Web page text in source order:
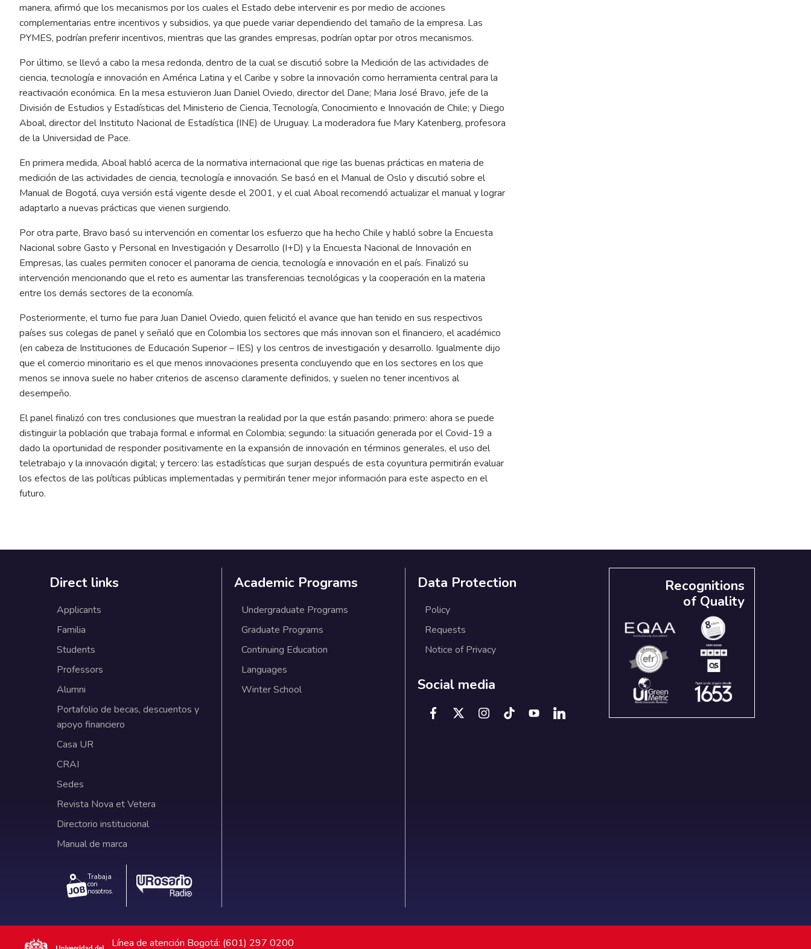
manera, afirmó que los mecanismos por los cuales el Estado debe intervenir es por medio de acciones
complementarias entre incentivos y subsidios, ya que puede variar dependiendo del tamaño de la empresa. Las
PYMES, podrían preferir incentivos, mientras que las grandes empresas, podrían optar por otros mecanismos.
Por último, se llevó a cabo la mesa redonda, dentro de la cual se discutió sobre la Medición de las actividades de
ciencia, tecnología e innovación en América Latina y el Caribe y sobre la innovación como herramienta central para la
reactivación económica. En la mesa estuvieron Juan Daniel Oviedo, director del Dane; Maria José Bravo, jefe de la
División de Estudios y Estadísticas del Ministerio de Ciencia, Tecnología, Conocimiento e Innovación de Chile; y Diego
Aboal, director del Instituto Nacional de Estadística (INE) de Uruguay. La moderadora fue Mary Katenberg, profesora
de la Universidad de Pace.
En primera medida, Aboal habló acerca de la normativa internacional que rige las buenas prácticas en materia de
medición de las actividades de ciencia, tecnología e innovación. Se basó en el Manual de Oslo y discutió sobre el
Manual de Bogotá, cuya versión está vigente desde el 2001, y el cual Aboal recomendó actualizar el manual y lograr
adaptarlo a nuevas prácticas que vienen surgiendo.
Por otra parte, Bravo basó su intervención en comentar los esfuerzo que ha hecho Chile y habló sobre la Encuesta
Nacional sobre Gasto y Personal en Investigación y Desarrollo (I+D) y la Encuesta Nacional de Innovación en
Empresas, las cuales permiten conocer el panorama de ciencia, tecnología e innovación en el país. Finalizó su
intervención mencionando que el reto es aumentar las transferencias tecnológicas y la cooperación en la materia
entre los demás sectores de la economía.
Posteriormente, el turno fue para Juan Daniel Oviedo, quien felicitó el avance que han tenido en sus respectivos
países sus colegas de panel y señaló que en Colombia los sectores que más innovan son el financiero, el académico
(en cabeza de Instituciones de Educación Superior – IES) y los centros de investigación y desarrollo. Igualmente dijo
que el comercio minoritario es el que menos innovaciones presenta concluyendo que en los sectores en los que
menos se innova suele no haber criterios de ascenso claramente definidos, y suelen no tener incentivos al
desempeño.
El panel finalizó con tres conclusiones que muestran la realidad por la que están pasando: primero: ahora se puede
distinguir la población que trabaja formal e informal en Colombia; segundo: la situación generada por el Covid-19 a
dado la oportunidad de responder positivamente en la expansión de innovación en términos generales, el uso del
teletrabajo y la innovación digital; y tercero: las estadísticas que surjan después de esta coyuntura permitirán evaluar
los efectos de las políticas públicas implementadas y permitirán tener mejor información para este aspecto en el
futuro.
Direct links
Applicants
Familia
Students
Professors
Alumni
Portafolio de becas, descuentos y
apoyo financiero
Casa UR
CRAI
Sedes
Revista Nova et Vetera
Directorio institucional
Manual de marca
Trabaja
con
nosotros.
Academic Programs
Undergraduate Programs
Graduate Programs
Continuing Education
Languages
Winter School
Data Protection
Policy
Requests
Notice of Privacy
Social media
Recognitions
of Quality
Línea de atención Bogotá: (601) 297 0200